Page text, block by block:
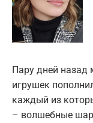
Пару дней назад
игрушек
каждый из
– волшебные